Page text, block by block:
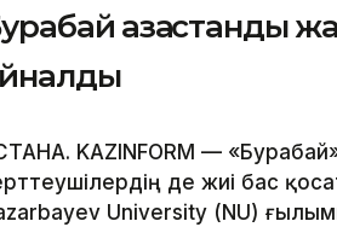
KAZINFORM —
де жиі бас
University (NU)